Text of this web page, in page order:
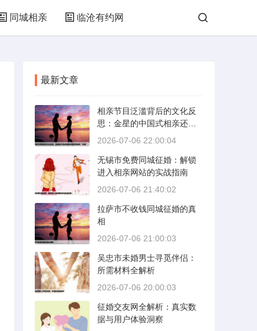
同城相亲 临沧有约网
最新文章
相亲节目泛滥背后的文化反
思：金星的中国式相亲还能
否保持其“完美”
2026-07-06 22:00:04
无锡市免费同城征婚：解锁
进入相亲网站的实战指南
2026-07-06 21:40:02
拉萨市不收钱同城征婚的真
相
2026-07-06 21:00:03
吴忠市未婚男士寻觅伴侣：
所需材料全解析
2026-07-06 20:00:03
征婚交友网全解析：真实数
据与用户体验洞察